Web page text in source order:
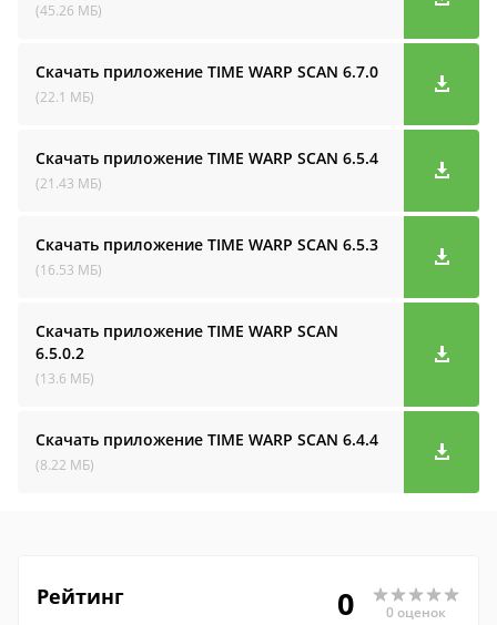
(45.26 МБ)
Скачать приложение TIME WARP SCAN 6.7.0
(22.1 МБ)
Скачать приложение TIME WARP SCAN 6.5.4
(21.43 МБ)
Скачать приложение TIME WARP SCAN 6.5.3
(16.53 МБ)
Скачать приложение TIME WARP SCAN
6.5.0.2
(13.6 МБ)
Скачать приложение TIME WARP SCAN 6.4.4
(8.22 МБ)
Рейтинг 0 0 оценок